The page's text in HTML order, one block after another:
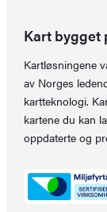
Kart bygget
Kartløsningene
av Norges
kartteknologi.
kartene du kan
oppdaterte og